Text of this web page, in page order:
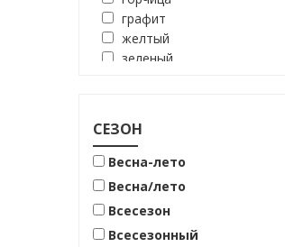
графит
желтый
зеленый
красный
лаванда
манго
молоко
молочный
СЕЗОН
Весна-лето
Весна/лето
Всесезон
Всесезонный